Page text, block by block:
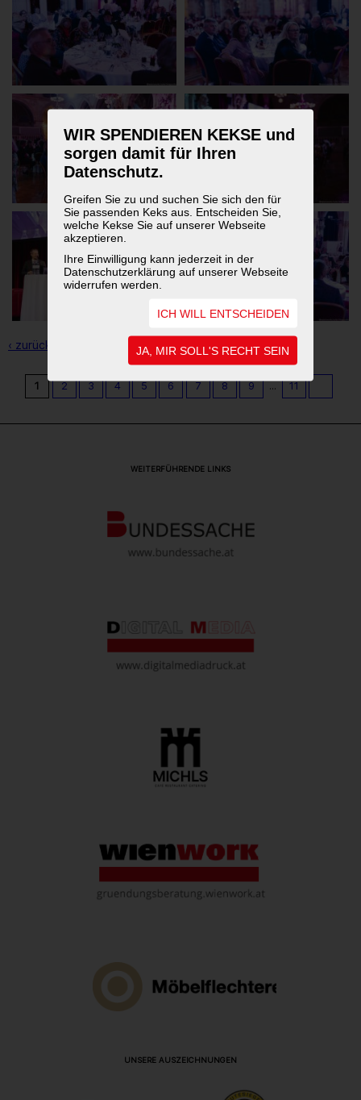
WIR SPENDIEREN KEKSE und
sorgen damit für Ihren
Datenschutz.
Greifen Sie zu und suchen Sie sich den für
Sie passenden Keks aus. Entscheiden Sie,
welche Kekse Sie auf unserer Webseite
akzeptieren.
Ihre Einwilligung kann jederzeit in der
Datenschutzerklärung auf unserer Webseite
widerrufen werden.
ICH WILL ENTSCHEIDEN
JA, MIR SOLL'S RECHT SEIN
‹ zurück zur Übersicht
1 2 3 4 5 6 7 8 9 ... 11
WEITERFÜHRENDE LINKS
UNSERE AUSZEICHNUNGEN